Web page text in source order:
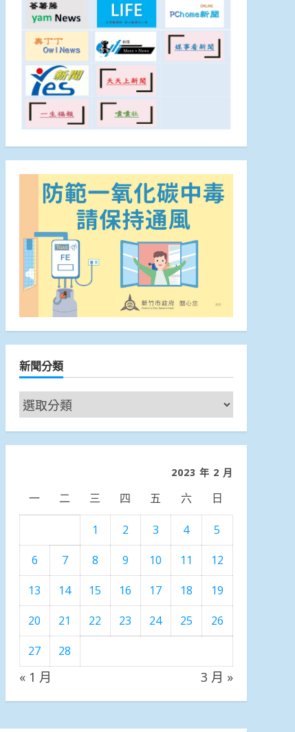
新聞分類
新
聞
分
2023 年 2 月
一 二 三 四 五 六 日
1 2 3 4
5
6
7 8 9 10 11
12
13
14 15 16 17 18
19
20
21 22 23 24 25
26
27
28
« 1 月 3 月 »